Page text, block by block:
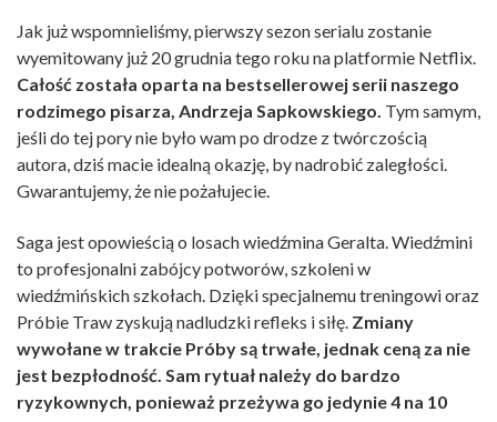
Jak już wspomnieliśmy, pierwszy sezon serialu zostanie
wyemitowany już 20 grudnia tego roku na platformie Netflix.
Całość została oparta na bestsellerowej serii naszego
rodzimego pisarza, Andrzeja Sapkowskiego. Tym samym,
jeśli do tej pory nie było wam po drodze z twórczością
autora, dziś macie idealną okazję, by nadrobić zaległości.
Gwarantujemy, że nie pożałujecie.
Saga jest opowieścią o losach wiedźmina Geralta. Wiedźmini
to profesjonalni zabójcy potworów, szkoleni w
wiedźmińskich szkołach. Dzięki specjalnemu treningowi oraz
Próbie Traw zyskują nadludzki refleks i siłę. Zmiany
wywołane w trakcie Próby są trwałe, jednak ceną za nie
jest bezpłodność. Sam rytuał należy do bardzo
ryzykownych, ponieważ przeżywa go jedynie 4 na 10